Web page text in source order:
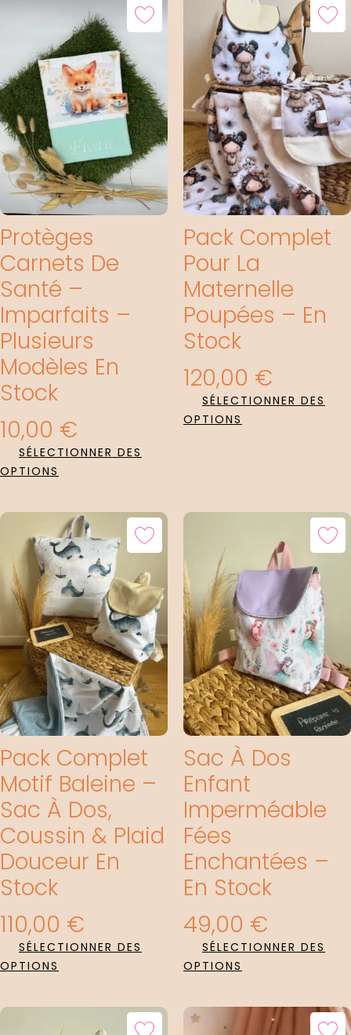
Protèges
Carnets De
Santé –
Imparfaits –
Plusieurs
Modèles En
Stock
10,00 €
SÉLECTIONNER DES
OPTIONS
Pack Complet
Pour La
Maternelle
Poupées – En
Stock
120,00 €
SÉLECTIONNER DES
OPTIONS
Pack Complet
Motif Baleine –
Sac À Dos,
Coussin & Plaid
Douceur En
Stock
110,00 €
SÉLECTIONNER DES
OPTIONS
Sac À Dos
Enfant
Imperméable
Fées
Enchantées –
En Stock
49,00 €
SÉLECTIONNER DES
OPTIONS